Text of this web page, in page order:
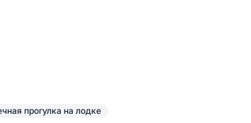
прогулка на лодке